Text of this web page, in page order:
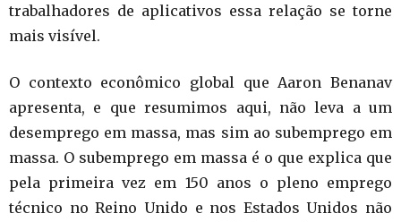
trabalhadores de aplicativos essa relação se torne
mais visível.
O contexto econômico global que Aaron Benanav
apresenta, e que resumimos aqui, não leva a um
desemprego em massa, mas sim ao subemprego em
massa. O subemprego em massa é o que explica que
pela primeira vez em 150 anos o pleno emprego
técnico no Reino Unido e nos Estados Unidos não